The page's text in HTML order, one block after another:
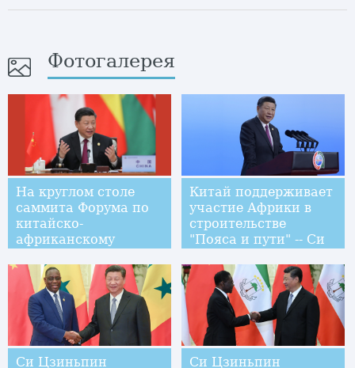
Фотогалерея
На круглом столе
саммита Форума по
китайско-
африканскому
приняты Пекинская
декларация и
Пекинский план
действий
Китай поддерживает
участие Африки в
строительстве
"Пояса и пути" -- Си
Си Цзиньпин
Си Цзиньпин